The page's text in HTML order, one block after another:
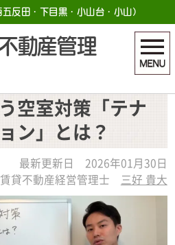
反田・下目黒・小山台・小山）
動産管理
空室対策「テナ
ン」とは？
最新更新日 2026年01月30日
貸不動産経営管理士 三好 貴大